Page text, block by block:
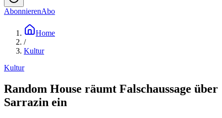
AbonnierenAbo
Home
/
Kultur
Kultur
Random House räumt Falschaussage über
Sarrazin ein